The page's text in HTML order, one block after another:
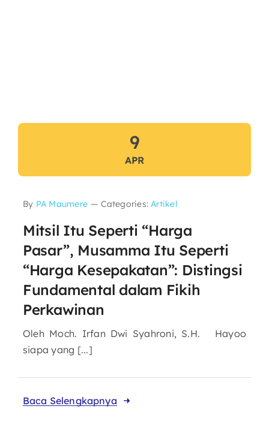
9
APR
By PA Maumere — Categories:Artikel
Mitsil Itu Seperti “Harga
Pasar”, Musamma Itu Seperti
“Harga Kesepakatan”: Distingsi
Fundamental dalam Fikih
Perkawinan
Oleh Moch. Irfan Dwi Syahroni, S.H. Hayoo
siapa yang [...]
Baca Selengkapnya